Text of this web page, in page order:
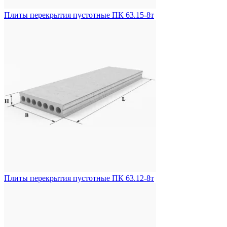
Плиты перекрытия пустотные ПК 63.15-8т
Плиты перекрытия пустотные ПК 63.12-8т